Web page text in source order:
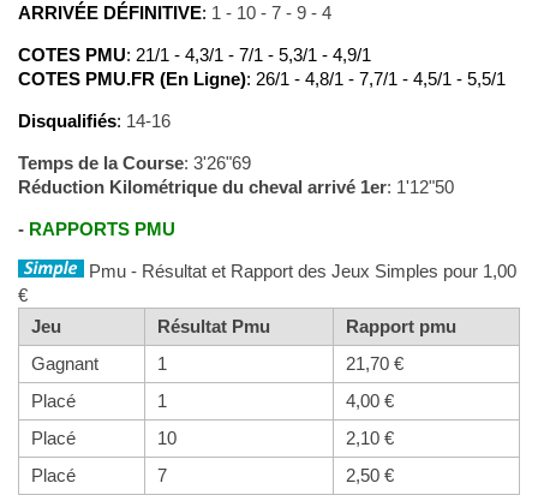
ARRIVÉE DÉFINITIVE: 1 - 10 - 7 - 9 - 4
COTES PMU: 21/1 - 4,3/1 - 7/1 - 5,3/1 - 4,9/1
COTES PMU.FR (En Ligne): 26/1 - 4,8/1 - 7,7/1 - 4,5/1 - 5,5/1
Disqualifiés: 14-16
Temps de la Course: 3'26"69
Réduction Kilométrique du cheval arrivé 1er: 1'12"50
- RAPPORTS PMU
Pmu - Résultat et Rapport des Jeux Simples pour 1,00
€
Jeu
Résultat Pmu
Rapport pmu
Gagnant
1
21,70 €
Placé
1
4,00 €
Placé
10
2,10 €
Placé
7 2,50 €